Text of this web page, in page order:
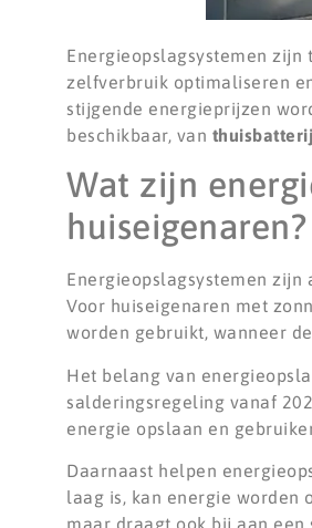
Energieopslagsystemen
zelfverbruik optimaliseren
stijgende energieprijzen
beschikbaar, van
Wat zijn
huiseigenaren?
Energieopslagsystemen
Voor huiseigenaren met
worden gebruikt, wanneer
Het belang van
salderingsregeling vanaf
energie opslaan en
Daarnaast helpen
laag is, kan energie worden
maar draagt ook bij aan